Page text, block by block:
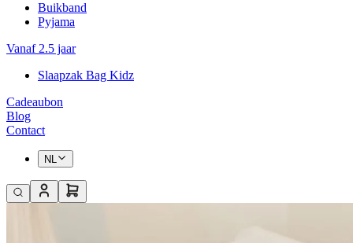
Buikband
Pyjama
Vanaf 2.5 jaar
Slaapzak Bag Kidz
Cadeaubon
Blog
Contact
NL